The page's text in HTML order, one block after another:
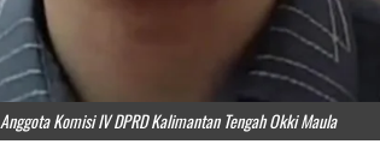
Anggota Komisi IV DPRD Kalimantan Tengah Okki Maula